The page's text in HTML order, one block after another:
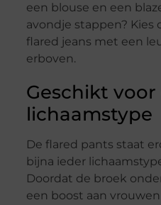
een blouse en een
avondje stappen? Kies
flared jeans met een
erboven.
Geschikt voor
lichaamstype
De flared pants staat
bijna ieder
Doordat de broek
een boost aan